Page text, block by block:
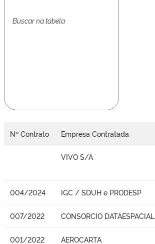
Nº Contrato Empresa Contratada
VIVO S/A
004/2024 IGC / SDUH e PRODESP
007/2022 CONSORCIO DATAESPACIAL
001/2022 AEROCARTA